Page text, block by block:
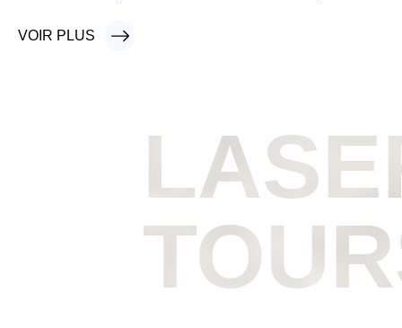
VOIR PLUS